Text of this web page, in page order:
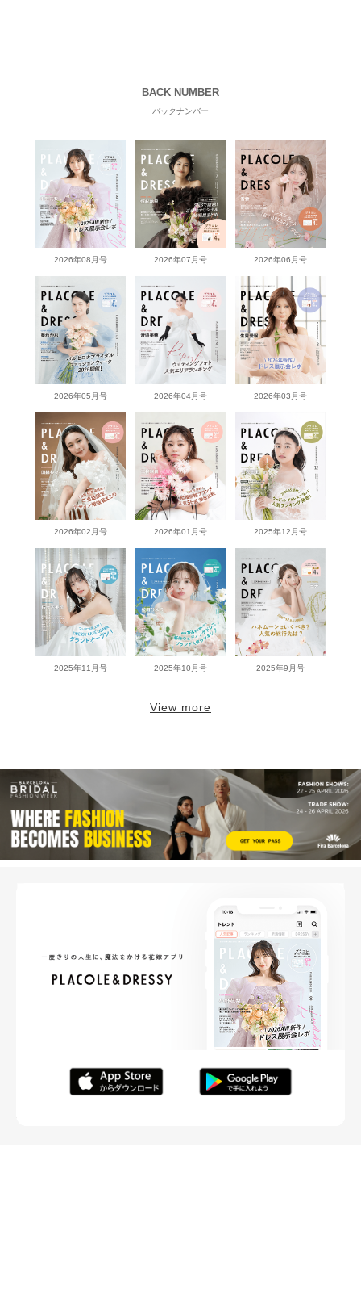
BACK NUMBER
バックナンバー
2026年08月号 2026年07月号 2026年06月号
2026年05月号 2026年04月号 2026年03月号
2026年02月号 2026年01月号 2025年12月号
2025年11月号 2025年10月号 2025年9月号
View more